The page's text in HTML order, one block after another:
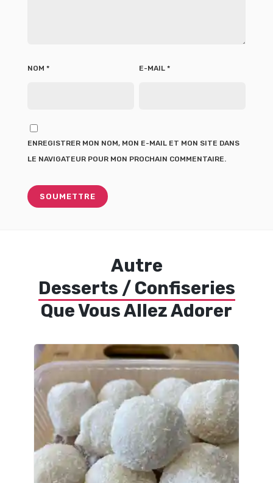
NOM * E-MAIL *
ENREGISTRER MON NOM, MON E-MAIL ET MON SITE DANS
LE NAVIGATEUR POUR MON PROCHAIN COMMENTAIRE.
Autre
Desserts / Confiseries
Que Vous Allez Adorer